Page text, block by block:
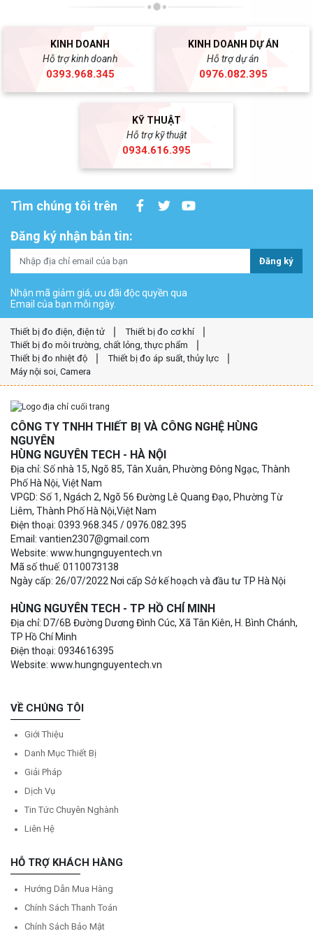
KINH DOANH
Hỗ trợ kinh doanh
0393.968.345
KINH DOANH DỰ ÁN
Hỗ trợ dự án
0976.082.395
KỸ THUẬT
Hỗ trợ kỹ thuật
0934.616.395
Tìm chúng tôi trên
Đăng ký nhận bản tin:
Đăng ký
Nhận mã giảm giá, ưu đãi độc quyền qua
Email của bạn mỗi ngày.
Thiết bị đo điện, điện tử
Thiết bị đo cơ khí
Thiết bị đo môi trường, chất lỏng, thực phẩm
Thiết bị đo nhiệt độ
Thiết bị đo áp suất, thủy lực
Máy nội soi, Camera
CÔNG TY TNHH THIẾT BỊ VÀ CÔNG NGHỆ HÙNG
NGUYÊN
HÙNG NGUYÊN TECH - HÀ NỘI
Địa chỉ: Số nhà 15, Ngõ 85, Tân Xuân, Phường Đông Ngạc, Thành
Phố Hà Nội, Việt Nam
VPGD: Số 1, Ngách 2, Ngõ 56 Đường Lê Quang Đạo, Phường Từ
Liêm, Thành Phố Hà Nội,Việt Nam
Điện thoại: 0393.968.345 / 0976.082.395
Email: vantien2307@gmail.com
Website: www.hungnguyentech.vn
Mã số thuế: 0110073138
Ngày cấp: 26/07/2022 Nơi cấp Sở kế hoạch và đầu tư TP Hà Nội
HÙNG NGUYÊN TECH - TP HỒ CHÍ MINH
Địa chỉ: D7/6B Đường Dương Đình Cúc, Xã Tân Kiên, H. Bình Chánh,
TP Hồ Chí Minh
Điện thoại: 0934616395
Website: www.hungnguyentech.vn
VỀ CHÚNG TÔI
Giới Thiệu
Danh Mục Thiết Bị
Giải Pháp
Dịch Vụ
Tin Tức Chuyên Nghành
Liên Hệ
HỖ TRỢ KHÁCH HÀNG
Hướng Dẫn Mua Hàng
Chính Sách Thanh Toán
Chính Sách Bảo Mật